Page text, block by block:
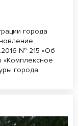
города
№ 215 «Об
«Комплексное
города